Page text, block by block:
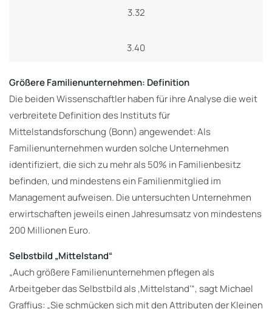
3.32
3.40
Größere Familienunternehmen: Definition
Die beiden Wissenschaftler haben für ihre Analyse die weit
verbreitete Definition des Instituts für
Mittelstandsforschung (Bonn) angewendet: Als
Familienunternehmen wurden solche Unternehmen
identifiziert, die sich zu mehr als 50% in Familienbesitz
befinden, und mindestens ein Familienmitglied im
Management aufweisen. Die untersuchten Unternehmen
erwirtschaften jeweils einen Jahresumsatz von mindestens
200 Millionen Euro.
Selbstbild „Mittelstand“
„Auch größere Familienunternehmen pflegen als
Arbeitgeber das Selbstbild als ‚Mittelstand‘“, sagt Michael
Graffius: „Sie schmücken sich mit den Attributen der Kleinen